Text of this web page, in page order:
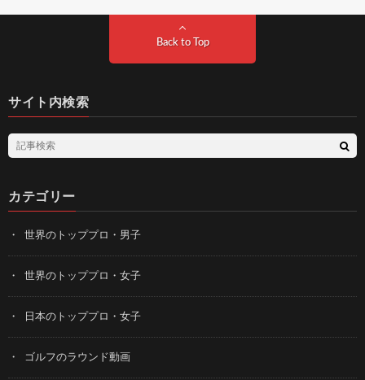
Back to Top
サイト内検索
カテゴリー
世界のトッププロ・男子
世界のトッププロ・女子
日本のトッププロ・女子
ゴルフのラウンド動画